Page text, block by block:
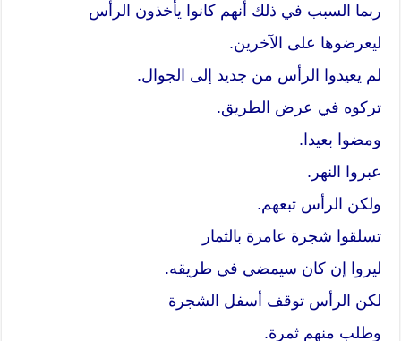
ربما السبب في ذلك أنهم كانوا يأخذون الرأس
ليعرضوها على الآخرين.
لم يعيدوا الرأس من جديد إلى الجوال.
تركوه في عرض الطريق.
ومضوا بعيدا.
عبروا النهر.
ولكن الرأس تبعهم.
تسلقوا شجرة عامرة بالثمار
ليروا إن كان سيمضي في طريقه.
لكن الرأس توقف أسفل الشجرة
وطلب منهم ثمرة.